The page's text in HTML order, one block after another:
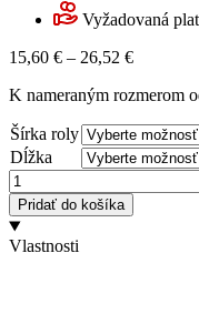
Vyžadovaná
15,60 € – 26,52 €
K nameraným rozmerom
Šírka roly
Dĺžka
Množstvo
Pridať do košíka
Vlastnosti